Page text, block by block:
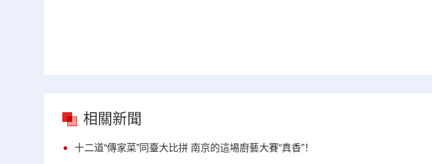
相關新聞
十二道“傳家菜”同臺大比拼 南京的這場廚藝大賽“真香”！